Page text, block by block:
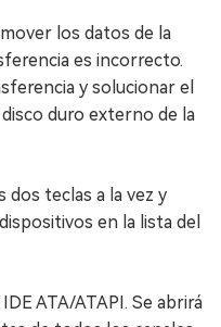
los datos de la
es incorrecto.
y solucionar el
duro externo de la
dos teclas a la vez y
en la lista del
ATA/ATAPI. Se abrirá